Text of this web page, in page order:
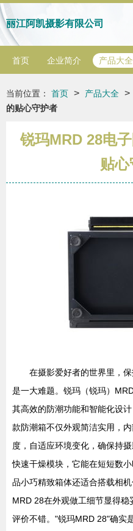
丽江阿凯摄影有限公司
首页 企业简介 产品大全
当前位置： 首页 > 产品大全 >
的贴心守护者
锐玛MRD 28电
贴
在摄影爱好者的世界里，
是一大难题。锐玛（锐玛）
其高效的防潮功能和智能化设
款防潮箱不仅外观简洁实用，
度，自适应环境变化，确保持
快速干燥模块，它能在短短数
品小巧精致箱体还适合搭载相
MRD 28在外观做工细节显得
评价不错。"锐玛MRD 28"确实